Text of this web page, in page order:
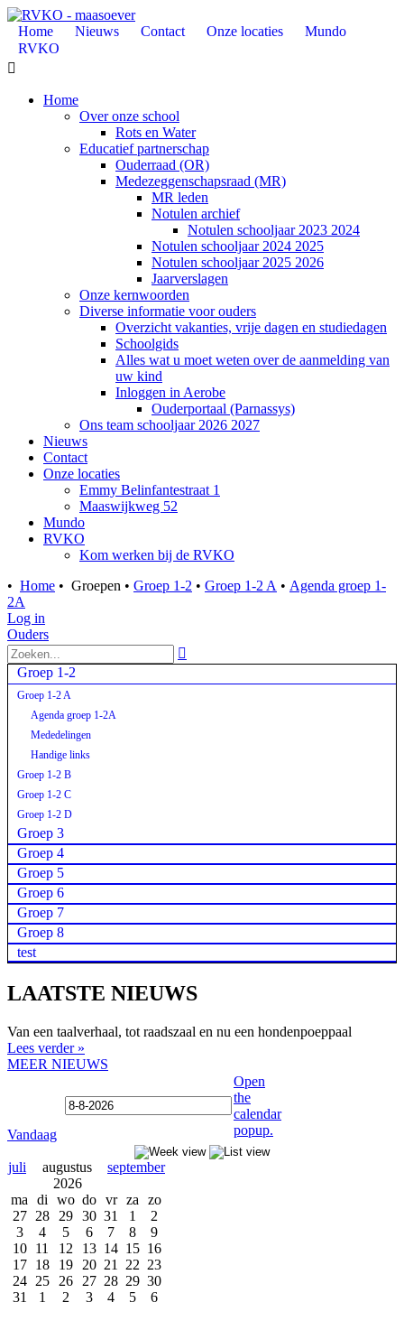
Home Nieuws Contact Onze locaties
Mundo
RVKO

Home
Over onze school
Rots en Water
Educatief partnerschap
Ouderraad (OR)
Medezeggenschapsraad (MR)
MR leden
Notulen archief
Notulen schooljaar 2023 2024
Notulen schooljaar 2024 2025
Notulen schooljaar 2025 2026
Jaarverslagen
Onze kernwoorden
Diverse informatie voor ouders
Overzicht vakanties, vrije dagen en studiedagen
Schoolgids
Alles wat u moet weten over de aanmelding van
uw kind
Inloggen in Aerobe
Ouderportaal (Parnassys)
Ons team schooljaar 2026 2027
Nieuws
Contact
Onze locaties
Emmy Belinfantestraat 1
Maaswijkweg 52
Mundo
RVKO
Kom werken bij de RVKO
• Home • Groepen • Groep 1-2 • Groep 1-2 A • Agenda groep 1-
2A
Log in
Ouders

Groep 1-2
Groep 1-2 A
Agenda groep 1-2A
Mededelingen
Handige links
Groep 1-2 B
Groep 1-2 C
Groep 1-2 D
Groep 3
Groep 4
Groep 5
Groep 6
Groep 7
Groep 8
test
LAATSTE NIEUWS
Van een taalverhaal, tot raadszaal en nu een hondenpoeppaal
Lees verder »
MEER NIEUWS
Vandaag
Open
the
calendar
popup.
juli
augustus
2026
september
ma di wo do vr za
zo
27
28 29 30 31 1
2
3
4 5 6 7 8
9
10
11 12 13 14 15 16
17
18 19 20 21 22 23
24
25 26 27 28 29 30
31
1 2 3 4 5 6